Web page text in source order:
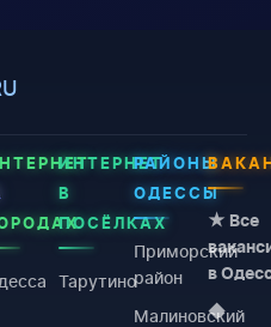
ИНТЕРНЕТ
В
ПОСЁЛКАХ
Тарутино
РАЙОНЫ
ОДЕССЫ
Приморский
район
Малиновский
★ Все
в
◆